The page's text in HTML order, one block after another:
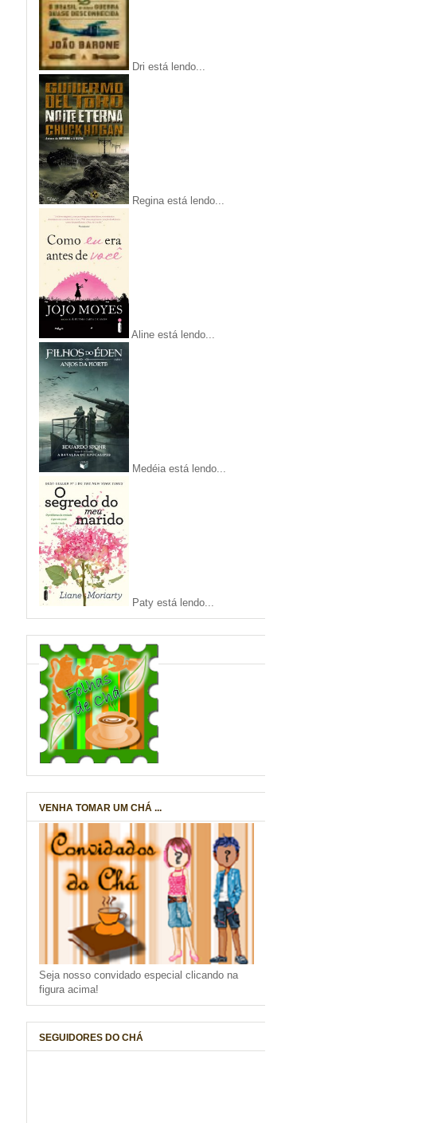
Dri está lendo...
Regina está lendo...
Aline está lendo...
Medéia está lendo...
Paty está lendo...
VENHA TOMAR UM CHÁ ...
Seja nosso convidado especial clicando na
figura acima!
SEGUIDORES DO CHÁ